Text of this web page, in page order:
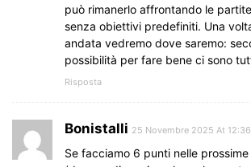
può rimanerlo affrontando le
senza obiettivi predefiniti. Una
andata vedremo dove saremo:
possibilità per fare bene ci sono
Risposta
Bonistalli 25 Novembre 2025 At 12:36
Se facciamo 6 punti nelle